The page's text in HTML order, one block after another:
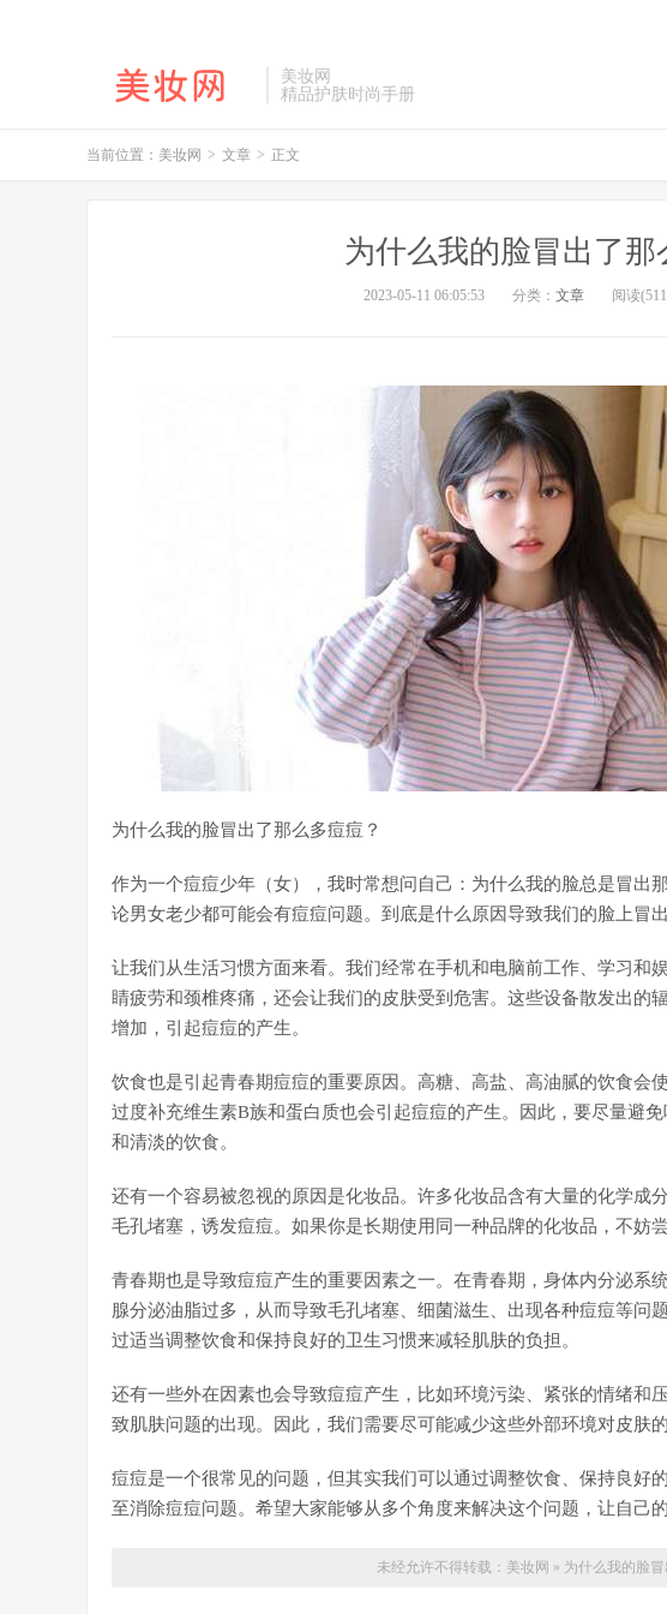
美妆网
精品护肤时尚手册
当前位置： 美妆网 > 文章 > 正文
为什么我的脸冒出了那
2023-05-11 06:05:53 分类： 文章 阅读
为什么我的脸冒出了那么多痘痘？
作为一个痘痘少年（女），我时常想问自己：为什么我的脸总是冒出
论男女老少都可能会有痘痘问题。到底是什么原因导致我们的脸上冒
让我们从生活习惯方面来看。我们经常在手机和电脑前工作、学习和
睛疲劳和颈椎疼痛，还会让我们的皮肤受到危害。这些设备散发出的
增加，引起痘痘的产生。
饮食也是引起青春期痘痘的重要原因。高糖、高盐、高油腻的饮食会
过度补充维生素B族和蛋白质也会引起痘痘的产生。因此，要尽量避
和清淡的饮食。
还有一个容易被忽视的原因是化妆品。许多化妆品含有大量的化学成
毛孔堵塞，诱发痘痘。如果你是长期使用同一种品牌的化妆品，不妨
青春期也是导致痘痘产生的重要因素之一。在青春期，身体内分泌系
腺分泌油脂过多，从而导致毛孔堵塞、细菌滋生、出现各种痘痘等问
过适当调整饮食和保持良好的卫生习惯来减轻肌肤的负担。
还有一些外在因素也会导致痘痘产生，比如环境污染、紧张的情绪和
致肌肤问题的出现。因此，我们需要尽可能减少这些外部环境对皮肤
痘痘是一个很常见的问题，但其实我们可以通过调整饮食、保持良好
至消除痘痘问题。希望大家能够从多个角度来解决这个问题，让自己
未经允许不得转载： 美妆网 » 为什么我的脸